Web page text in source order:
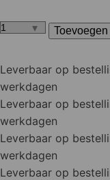
Vuren
28x70
mm
aantal
Leverbaar op
werkdagen
Leverbaar op
werkdagen
Leverbaar op
werkdagen
Leverbaar op